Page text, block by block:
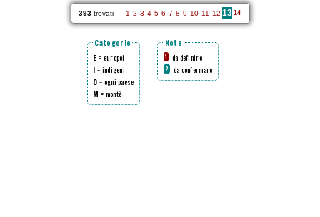
393trovati 1 2 3 4 5 6 7 8 9 10 11 12 13 14
Categorie
E = europei
I = indigeni
O = ogni paese
M = montè
Note
1 da definire
2 da confermare